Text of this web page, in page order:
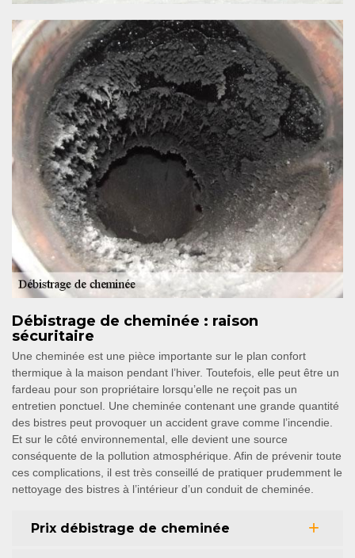
Débistrage de cheminée : raison
sécuritaire
Une cheminée est une pièce importante sur le plan confort
thermique à la maison pendant l’hiver. Toutefois, elle peut être un
fardeau pour son propriétaire lorsqu’elle ne reçoit pas un
entretien ponctuel. Une cheminée contenant une grande quantité
des bistres peut provoquer un accident grave comme l’incendie.
Et sur le côté environnemental, elle devient une source
conséquente de la pollution atmosphérique. Afin de prévenir toute
ces complications, il est très conseillé de pratiquer prudemment le
nettoyage des bistres à l’intérieur d’un conduit de cheminée.
Prix débistrage de cheminée